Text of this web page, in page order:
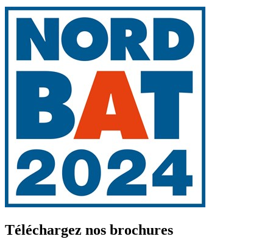
Téléchargez nos brochures